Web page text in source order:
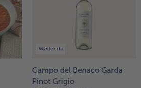
Wieder da
Campo del Benaco Garda
Pinot Grigio